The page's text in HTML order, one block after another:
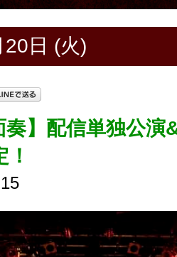
日 (火)
奏】配信単独公